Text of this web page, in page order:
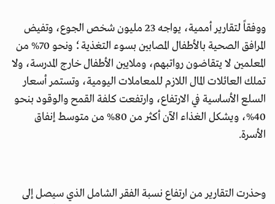
ووفقاً لتقارير أممية، يواجه 23 مليون شخص الجوع، وتفيض
المرافق الصحية بالأطفال المصابين بسوء التغذية؛ ونحو 70% من
المعلمين لا يتقاضون رواتبهم، وملايين الأطفال خارج المدرسة، ولا
تملك العائلات المال اللازم للمعاملات اليومية، وتستمر أسعار
السلع الأساسية في الارتفاع، وارتفعت كلفة القمح والوقود بنحو
40%، ويشكل الغذاء الآن أكثر من 80% من متوسط إنفاق
الأسرة.
وحذرت التقارير من ارتفاع نسبة الفقر الشامل الذي سيصل إلى